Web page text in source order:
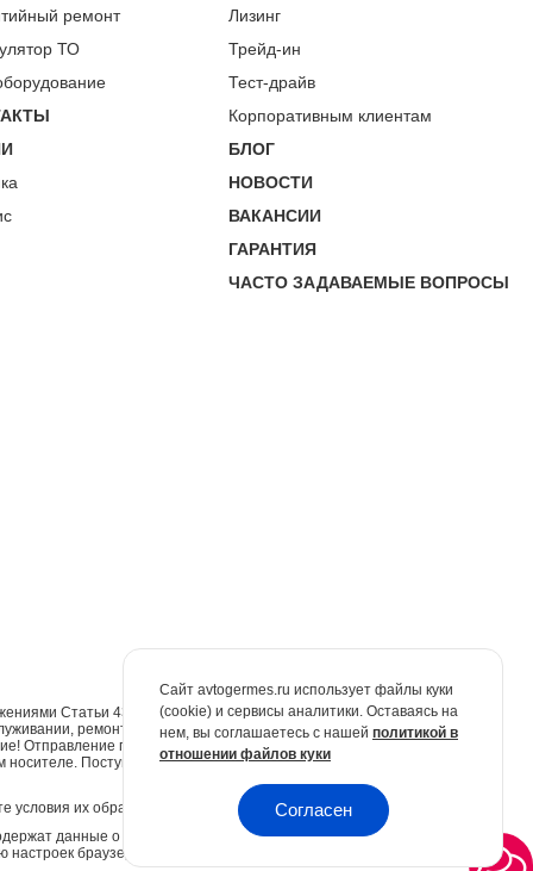
ремонт
ТО
Лизинг
Трейд-ин
Тест-драйв
Корпоративным клиентам
БЛОГ
НОВОСТИ
ВАКАНСИИ
ГАРАНТИЯ
ЧАСТО ЗАДАВАЕМЫЕ ВОПРОСЫ
Статьи 437 Гражданского кодекса Российской Федерации. Для
ремонте и запасных частях обращайтесь в автосалоны
по электронной почте не признаётся юридически
Поступившие обращения будут рассмотрены в
условия их обработки.
Политика конфиденциальности.
данные о предыдущих посещениях Вами сайта. Куки не
браузера.
Сайт avtogermes.ru использует файлы куки
(cookie) и сервисы аналитики. Оставаясь на
нем, вы соглашаетесь с нашей политикой в
отношении файлов куки
Согласен